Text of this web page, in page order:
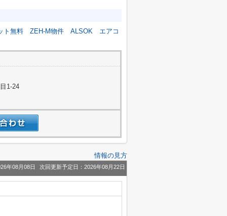
ト無料 ZEH-M物件 ALSOK エアコ
1-24
情報の見方
年08月08日 次回更新予定日：2026年08月22日